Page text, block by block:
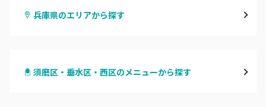
兵庫県のエリアから探す
尼崎・塚口・武庫之荘
須磨区・垂水区・西区のメニューから探す